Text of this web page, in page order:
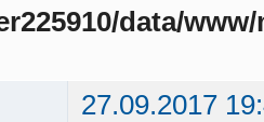
data/
27.09.2017